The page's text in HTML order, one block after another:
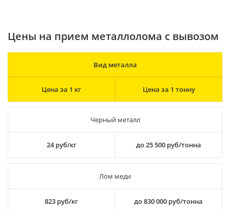
Цены на прием металлолома с вывозом
Вид металла
Цена за 1 кг Цена за 1 тонну
Черный металл
24 руб/кг до 25 500 руб/тонна
Лом меди
823 руб/кг до 830 000 руб/тонна